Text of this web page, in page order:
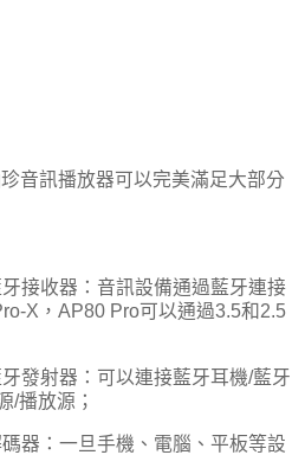
音訊播放器可以完美滿足大部分
接收器：音訊設備通過藍牙連接
X，AP80 Pro可以通過3.5和2.5
發射器：可以連接藍牙耳機/藍牙
/播放源；
器：一旦手機、電腦、平板等設